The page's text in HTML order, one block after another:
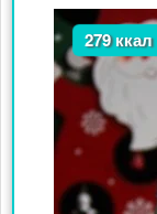
279 ккал